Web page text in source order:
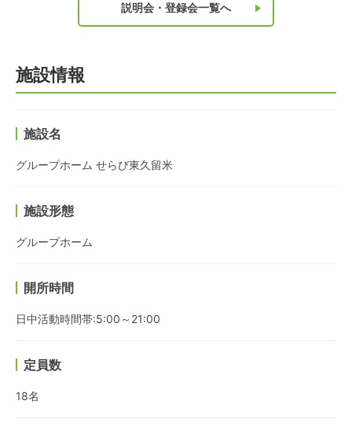
説明会・登録会一覧へ
施設情報
施設名
グループホーム せらび東久留米
施設形態
グループホーム
開所時間
日中活動時間帯:5:00～21:00
定員数
18名